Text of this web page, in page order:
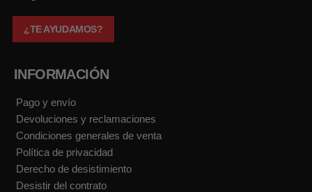
¿TE AYUDAMOS?
INFORMACIÓN
Pago y envío
Devoluciones y reclamaciones
Condiciones generales de venta
Política de privacidad
Derecho de desistimiento
Desistir del contrato